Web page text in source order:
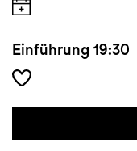
Einführung 19:30